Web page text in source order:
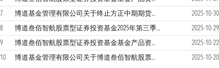
7
博道基金管理有限公司关于终止方正中期期货有限公司办理旗下基金相关业务的公告
2025-10-30
8
博道叁佰智航股票型证券投资基金2025年第三季度报告
2025-10-29
9
博道叁佰智航股票型证券投资基金基金产品资料概要更新
2025-10-22
10
博道基金管理有限公司关于博道叁佰智航股票型证券投资基金的基金经理变更公告 2025-10-20